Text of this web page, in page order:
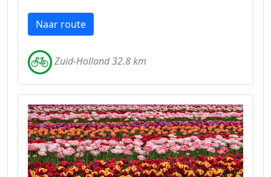
Naar route
Zuid-Holland 32.8 km